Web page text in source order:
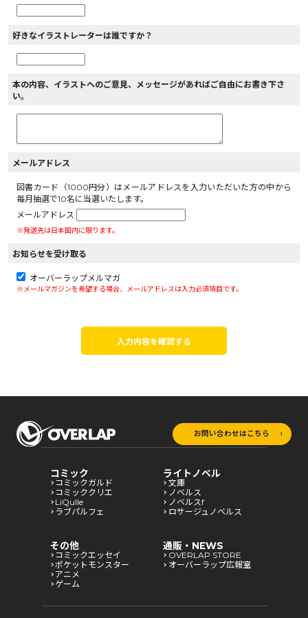
好きなイラストレーターは誰ですか？
本の内容、イラストへのご意見、メッセージがあればご自由にお書き下さ
い。
メールアドレス
図書カード（1000円分）はメールアドレスを入力いただいた方の中から
毎月抽選で10名に当選いたします。
メールアドレス
※発送先は日本国内に限ります。
お知らせを受け取る
オーバーラップメルマガ
※メールマガジンを希望する場合、メールアドレスは入力必須項目です。
入力内容を確認する
お問い合わせはこちら
コミック
コミックガルド
コミッククリエ
LiQulle
ラブパルフェ
ライトノベル
文庫
ノベルス
ノベルスf
ロサージュノベルス
その他
コミックエッセイ
ポケットモンスター
アニメ
ゲーム
通販・NEWS
OVERLAP STORE
オーバーラップ広報室